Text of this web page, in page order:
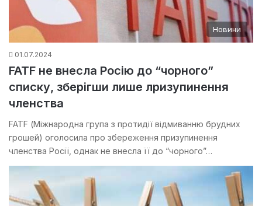
Новини
01.07.2024
FATF не внесла Росію до “чорного”
списку, зберігши лише лризупинення
членства
FATF (Міжнародна група з протидії відмиванню брудних
грошей) оголосила про збереження призупинення
членства Росії, однак не внесла її до “чорного”…